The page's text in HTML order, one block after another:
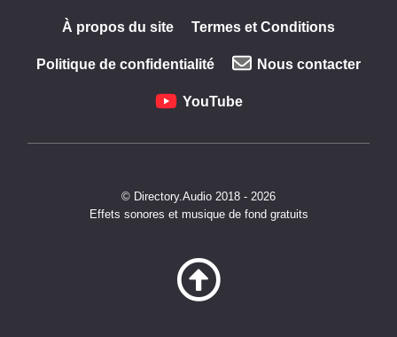
À propos du site Termes et Conditions
Politique de confidentialité Nous contacter
YouTube
© Directory.Audio 2018 - 2026
Effets sonores et musique de fond gratuits